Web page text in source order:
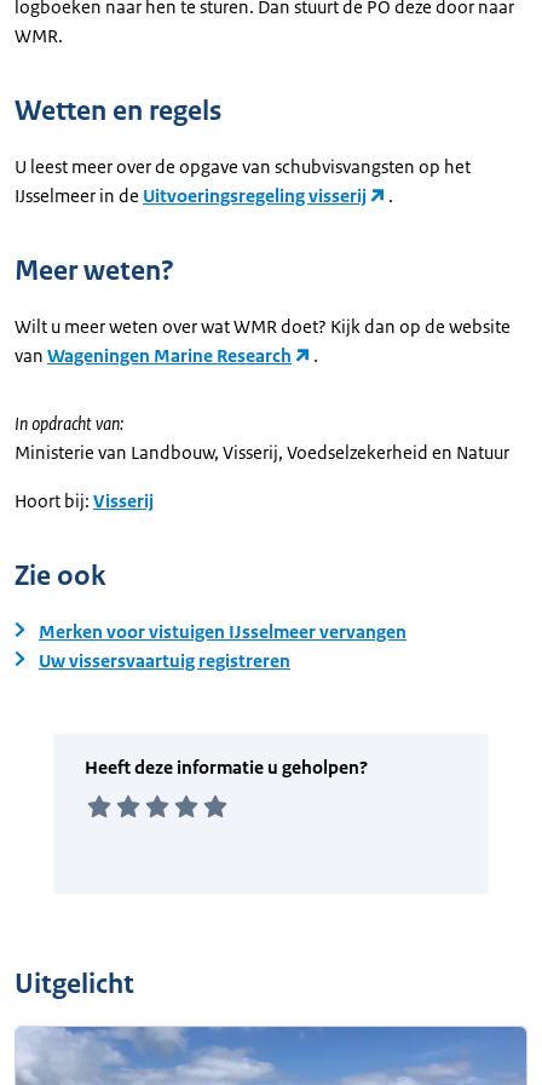
logboeken naar hen te sturen. Dan stuurt de PO deze door naar
WMR.
Wetten en regels
U leest meer over de opgave van schubvisvangsten op het
IJsselmeer in de Uitvoeringsregeling visserij .
Meer weten?
Wilt u meer weten over wat WMR doet? Kijk dan op de website
van Wageningen Marine Research .
In opdracht van:
Ministerie van Landbouw, Visserij, Voedselzekerheid en Natuur
Hoort bij: Visserij
Zie ook
Merken voor vistuigen IJsselmeer vervangen
Uw vissersvaartuig registreren
Uitgelicht